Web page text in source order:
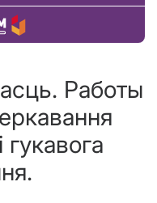
Работы
гукавога